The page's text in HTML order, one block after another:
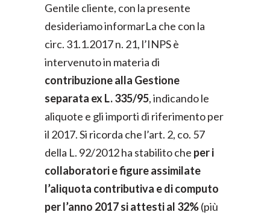
Gentile cliente, con la presente
desideriamo informarLa che con la
circ. 31.1.2017 n. 21, l’INPS è
intervenuto in materia di
contribuzione alla Gestione
separata ex L. 335/95, indicando le
aliquote e gli importi di riferimento per
il 2017. Si ricorda che l’art. 2, co. 57
della L. 92/2012 ha stabilito che per i
collaboratori e figure assimilate
l’aliquota contributiva e di computo
per l’anno 2017 si attesti al 32%(più